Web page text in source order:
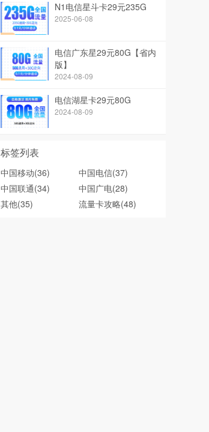
N1电信星斗卡29元235G
2025-06-08
电信广东星29元80G【省内
版】
2024-08-09
电信湖星卡29元80G
2024-08-09
标签列表
中国移动(36) 中国电信(37)
中国联通(34) 中国广电(28)
其他(35) 流量卡攻略(48)